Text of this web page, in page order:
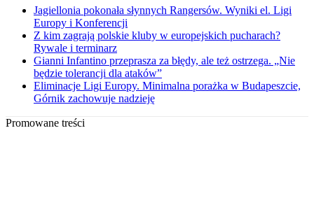
Jagiellonia pokonała słynnych Rangersów. Wyniki el. Ligi
Europy i Konferencji
Z kim zagrają polskie kluby w europejskich pucharach?
Rywale i terminarz
Gianni Infantino przeprasza za błędy, ale też ostrzega. „Nie
będzie tolerancji dla ataków”
Eliminacje Ligi Europy. Minimalna porażka w Budapeszcie,
Górnik zachowuje nadzieję
Promowane treści